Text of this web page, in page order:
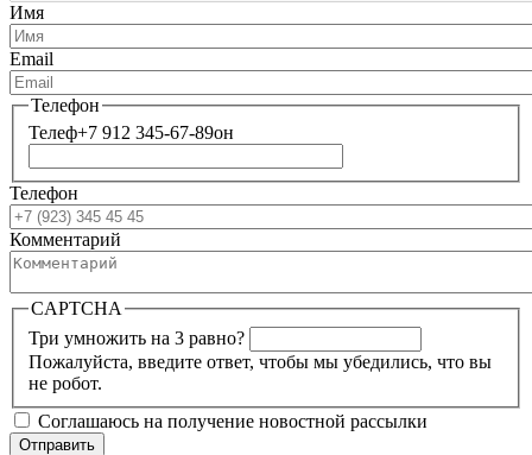
Имя
Email
Телефон
Телеф+7 912 345-67-89он
Телефон
Комментарий
CAPTCHA
Три умножить на 3 равно?
Пожалуйста, введите ответ, чтобы мы убедились, что вы
не робот.
Соглашаюсь на получение новостной рассылки